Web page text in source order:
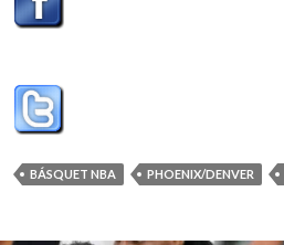
BÁSQUET NBA PHOENIX/DENVER